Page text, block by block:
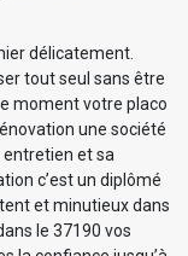
délicatement.
tout seul sans être
moment votre placo
une société
et sa
c’est un diplômé
et minutieux dans
le 37190 vos